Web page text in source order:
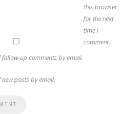
this browser
for the next
time I
comment.
up comments by email.
posts by email.